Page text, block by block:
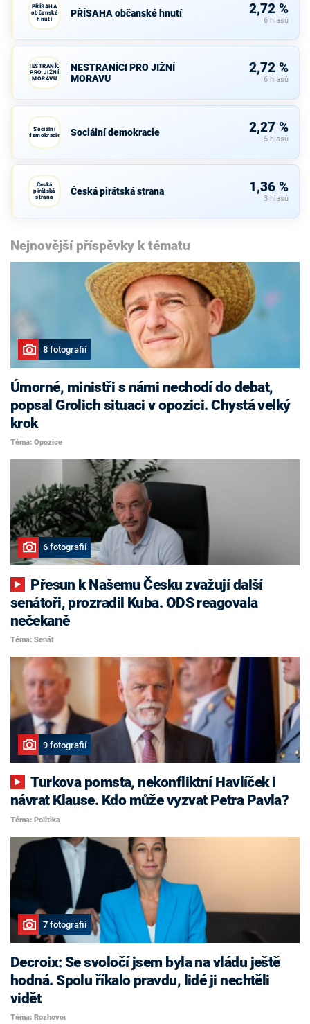
PŘÍSAHA
občanské
hnutí
PŘÍSAHA občanské hnutí 2,72 %
6 hlasů
NESTRANÍCI
PRO JIŽNÍ
MORAVU
NESTRANÍCI PRO JIŽNÍ
MORAVU
2,72 %
6 hlasů
Sociální
demokracie
Sociální demokracie 2,27 %
5 hlasů
Česká
pirátská
strana
Česká pirátská strana 1,36 %
3 hlasů
Nejnovější příspěvky k tématu
8 fotografií
Úmorné, ministři s námi nechodí do debat,
popsal Grolich situaci v opozici. Chystá velký
krok
Téma: Opozice
6 fotografií
senátoři, prozradil Kuba. ODS reagovala
nečekaně
Téma: Senát
9 fotografií
Turkova pomsta, nekonfliktní Havlíček i
návrat Klause. Kdo může vyzvat Petra Pavla?
Téma: Politika
7 fotografií
Decroix: Se svoločí jsem byla na vládu ještě
hodná. Spolu říkalo pravdu, lidé ji nechtěli
vidět
Téma: Rozhovor